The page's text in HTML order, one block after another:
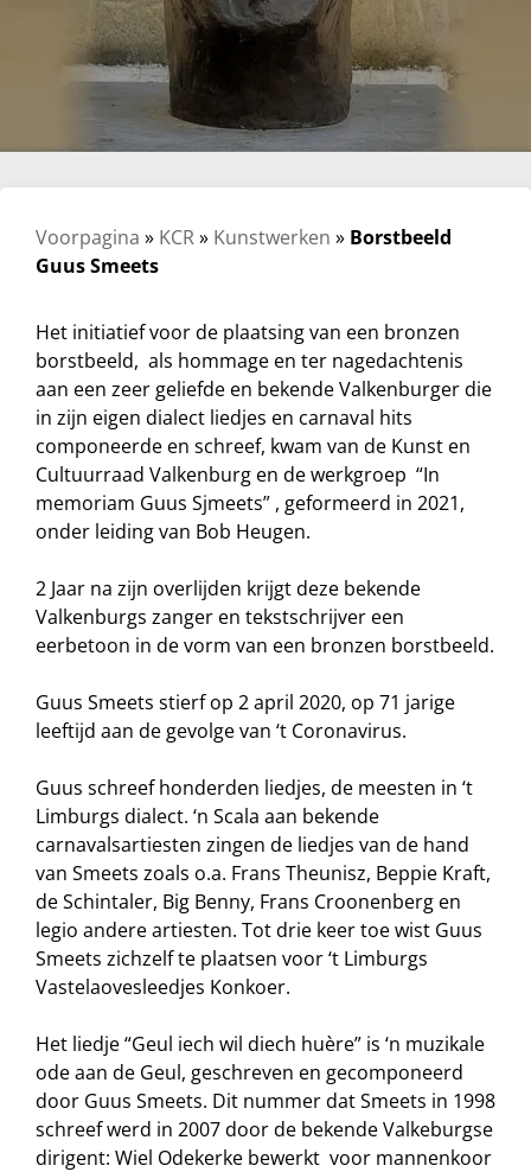
Voorpagina » KCR» Kunstwerken » Borstbeeld
Guus Smeets
Het initiatief voor de plaatsing van een bronzen
borstbeeld, als hommage en ter nagedachtenis
aan een zeer geliefde en bekende Valkenburger die
in zijn eigen dialect liedjes en carnaval hits
componeerde en schreef, kwam van de Kunst en
Cultuurraad Valkenburg en de werkgroep “In
memoriam Guus Sjmeets” , geformeerd in 2021,
onder leiding van Bob Heugen.
2 Jaar na zijn overlijden krijgt deze bekende
Valkenburgs zanger en tekstschrijver een
eerbetoon in de vorm van een bronzen borstbeeld.
Guus Smeets stierf op 2 april 2020, op 71 jarige
leeftijd aan de gevolge van ‘t Coronavirus.
Guus schreef honderden liedjes, de meesten in ‘t
Limburgs dialect. ‘n Scala aan bekende
carnavalsartiesten zingen de liedjes van de hand
van Smeets zoals o.a. Frans Theunisz, Beppie Kraft,
de Schintaler, Big Benny, Frans Croonenberg en
legio andere artiesten. Tot drie keer toe wist Guus
Smeets zichzelf te plaatsen voor ‘t Limburgs
Vastelaovesleedjes Konkoer.
Het liedje “Geul iech wil diech huère” is ‘n muzikale
ode aan de Geul, geschreven en gecomponeerd
door Guus Smeets. Dit nummer dat Smeets in 1998
schreef werd in 2007 door de bekende Valkeburgse
dirigent: Wiel Odekerke bewerkt voor mannenkoor